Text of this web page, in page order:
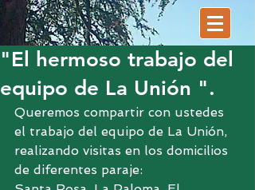
"El hermoso trabajo del
equipo de La Unión ".
Queremos compartir con ustedes
el trabajo del equipo de La Unión,
realizando visitas en los domicilios
de diferentes paraje: